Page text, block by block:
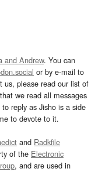
and Andrew. You can
or by e-mail to
us, please read our list of
we read all messages
reply as Jisho is a side
to devote to it.
and Radkfile
of the Electronic
, and are used in